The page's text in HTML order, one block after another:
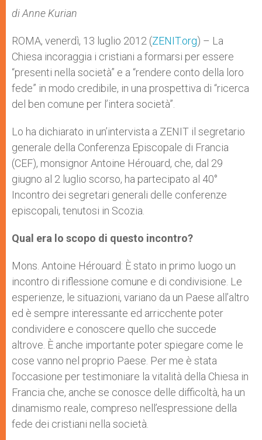
p
p
g
e
o
k
di Anne Kurian
ROMA, venerdì, 13 luglio 2012 (ZENIT.org) – La
Chiesa incoraggia i cristiani a formarsi per essere
“presenti nella società” e a “rendere conto della loro
fede” in modo credibile, in una prospettiva di “ricerca
del ben comune per l’intera società”.
Lo ha dichiarato in un’intervista a ZENIT il segretario
generale della Conferenza Episcopale di Francia
(CEF), monsignor Antoine Hérouard, che, dal 29
giugno al 2 luglio scorso, ha partecipato al 40°
Incontro dei segretari generali delle conferenze
episcopali, tenutosi in Scozia.
Qual era lo scopo di questo incontro?
Mons. Antoine Hérouard: È stato in primo luogo un
incontro di riflessione comune e di condivisione. Le
esperienze, le situazioni, variano da un Paese all’altro
ed è sempre interessante ed arricchente poter
condividere e conoscere quello che succede
altrove. È anche importante poter spiegare come le
cose vanno nel proprio Paese. Per me è stata
l’occasione per testimoniare la vitalità della Chiesa in
Francia che, anche se conosce delle difficoltà, ha un
dinamismo reale, compreso nell’espressione della
fede dei cristiani nella società.